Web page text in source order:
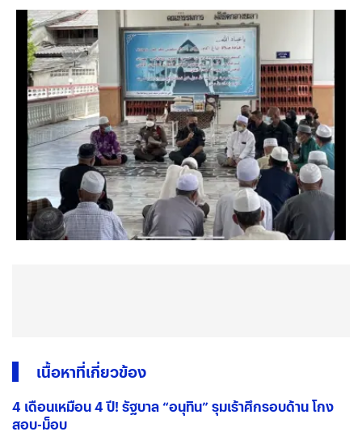
เนื้อหาที่เกี่ยวข้อง
4 เดือนเหมือน 4 ปี! รัฐบาล “อนุทิน” รุมเร้าศึกรอบด้าน โกง
สอบ-ม็อบ